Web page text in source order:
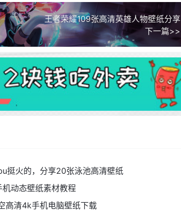
王者荣耀109张高清英雄人物壁纸分享
下一篇>>
挺火的，分享20张泳池高清壁纸
机动态壁纸素材教程
高清4k手机电脑壁纸下载